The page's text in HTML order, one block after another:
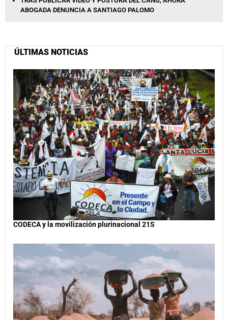
ABOGADA DENUNCIA A SANTIAGO PALOMO
ÚLTIMAS NOTICIAS
CODECA y la movilización plurinacional 21S